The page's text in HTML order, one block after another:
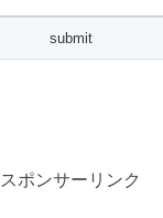
スポンサーリンク